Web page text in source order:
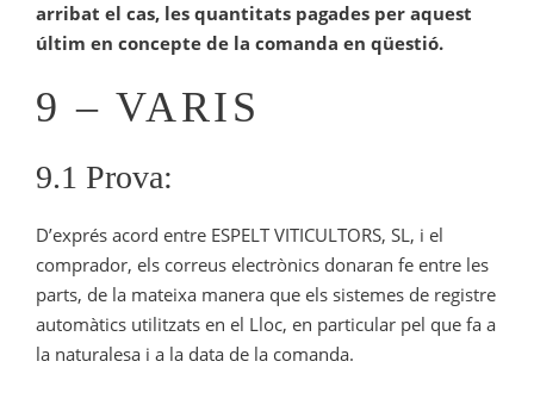
arribat el cas, les quantitats pagades per aquest
últim en concepte de la comanda en qüestió.
9 – VARIS
9.1 Prova:
D’exprés acord entre ESPELT VITICULTORS, SL, i el
comprador, els correus electrònics donaran fe entre les
parts, de la mateixa manera que els sistemes de registre
automàtics utilitzats en el Lloc, en particular pel que fa a
la naturalesa i a la data de la comanda.